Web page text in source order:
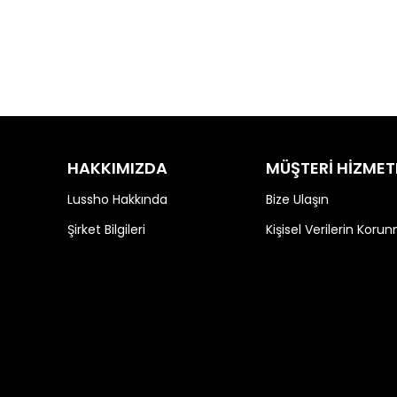
HAKKIMIZDA
Lussho Hakkında
Şirket Bilgileri
MÜŞTERİ
Bize Ulaşın
Kişisel Verilerin